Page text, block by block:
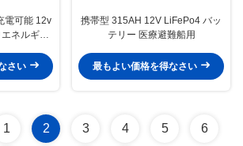
電可能 12v
ネルギー
さい
携帯型 315AH 12V LiFePo4 バッ
テリー 医療避難船用
最もよい価格を得なさい
1 2 3 4 5 6